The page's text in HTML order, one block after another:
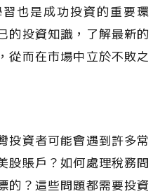
也是成功投資的重要環
的投資知識，了解最新的
從而在市場中立於不敗之
投資者可能會遇到許多常
股賬戶？如何處理稅務問
的？這些問題都需要投資